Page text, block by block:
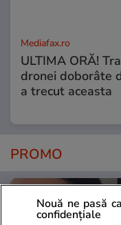
Mediafax.ro
ULTIMA ORĂ!
dronei doborâte
a trecut aceasta
PROMO
Nouă ne pasă
confidențiale